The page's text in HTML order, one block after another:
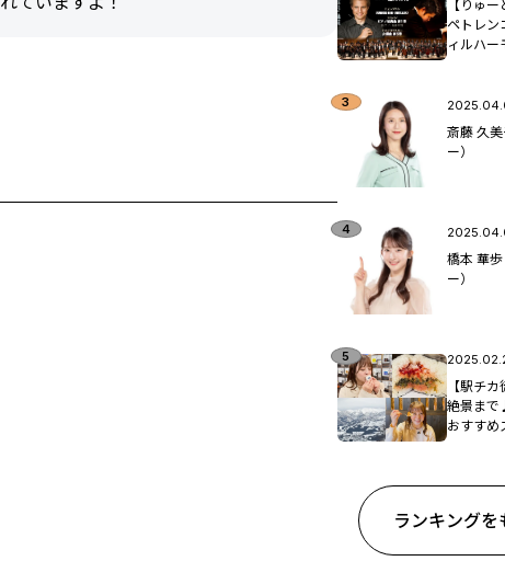
【りゅ
ペトレ
ィルハー
斎藤 久
ー）
橋本 華
ー）
【駅チ
絶景まで
おすすめ
ランキングを